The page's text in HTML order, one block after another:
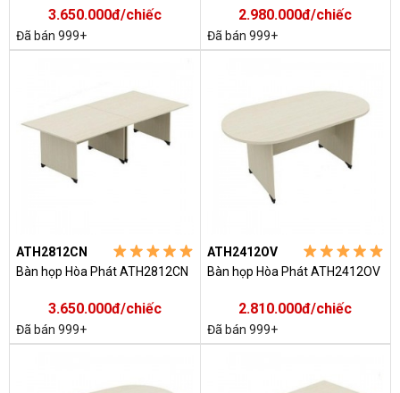
3.650.000đ/chiếc
Đã bán 999+
2.980.000đ/chiếc
Đã bán 999+
ATH2812CN
Bàn họp Hòa Phát ATH2812CN
3.650.000đ/chiếc
Đã bán 999+
ATH2412OV
Bàn họp Hòa Phát ATH2412OV
2.810.000đ/chiếc
Đã bán 999+